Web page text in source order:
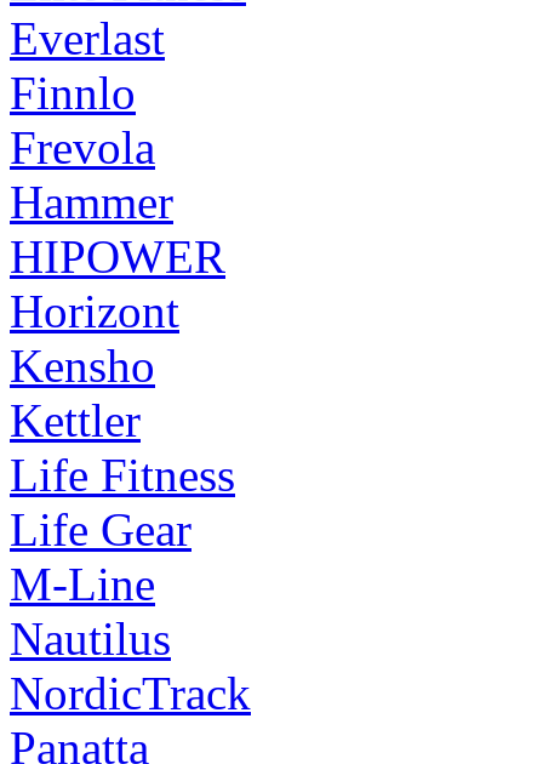
Everlast
Finnlo
Frevola
Hammer
HIPOWER
Horizont
Kensho
Kettler
Life Fitness
Life Gear
M-Line
Nautilus
NordicTrack
Panatta